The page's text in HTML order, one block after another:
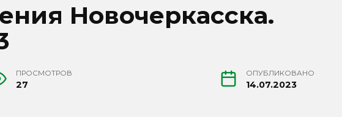
Новочеркасска.
ПРОСМОТРОВ
27
ОПУБЛИКОВАНО
14.07.2023